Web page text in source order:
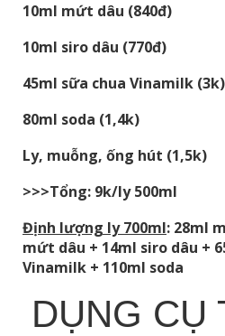
10ml mứt dâu (840đ)
10ml siro dâu (770đ)
45ml sữa chua Vinamilk (3k)
80ml soda (1,4k)
Ly, muỗng, ống hút (1,5k)
>>>Tổng: 9k/ly 500ml
Định lượng ly 700ml: 28ml
mứt dâu + 14ml siro dâu +
Vinamilk + 110ml soda
DỤNG CỤ